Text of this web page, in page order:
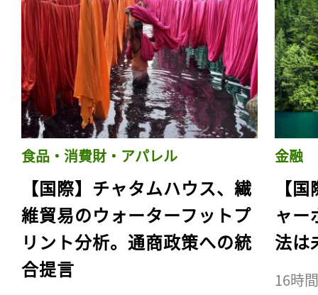
食品・消費財・アパレル
【国際】チャタムハウス、繊
維貿易のウォーターフットプ
リント分析。通商政策への統
合提言
金融
【
ャー
法は
16時